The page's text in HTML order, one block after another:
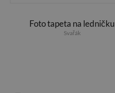
Foto tapeta na ledničku
Svařák